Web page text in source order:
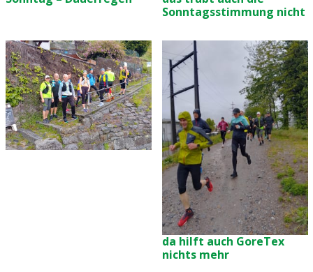
Sonntagsstimmung nicht
da hilft auch GoreTex
nichts mehr